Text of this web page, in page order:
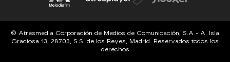
© Atresmedia Corporación de Medios de Comunicación, S.A - A. Isla
Graciosa 13, 28703, S.S. de los Reyes, Madrid. Reservados todos los
derechos